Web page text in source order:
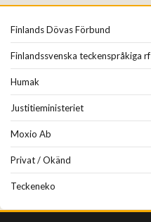
Finlands Dövas Förbund
Finlandssvenska teckenspråkiga rf
Humak
Justitieministeriet
Moxio Ab
Privat / Okänd
Teckeneko